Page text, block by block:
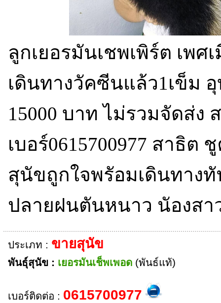
ลูกเยอรมันเชพเพิร์ต เพศ
เดินทางวัคซีนแล้ว1เข็ม
15000 บาท ไม่รวมจัดส่ง
เบอร์0615700977 สาธิต
สุนัขถูกใจพรัอมเดินทางทั
ปลายฝนตันหนาว นัองสา
ประเภท : ขายสุนัข
พันธุ์สุนัข : เยอรมันเช็พเพอด(พันธ์แท้)
เบอร์ติดต่อ : 0615700977